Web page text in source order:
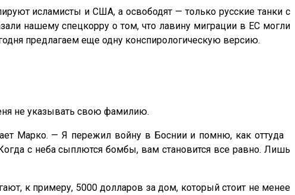
исламисты и США, а освободят — только русские танки с
нашему спецкорру о том, что лавину миграции в ЕС могли
предлагаем еще одну конспирологическую версию.
не указывать свою фамилию.
Марко. — Я пережил войну в Боснии и помню, как оттуда
с неба сыплются бомбы, вам становится все равно. Лишь
к примеру, 5000 долларов за дом, который стоит не менее